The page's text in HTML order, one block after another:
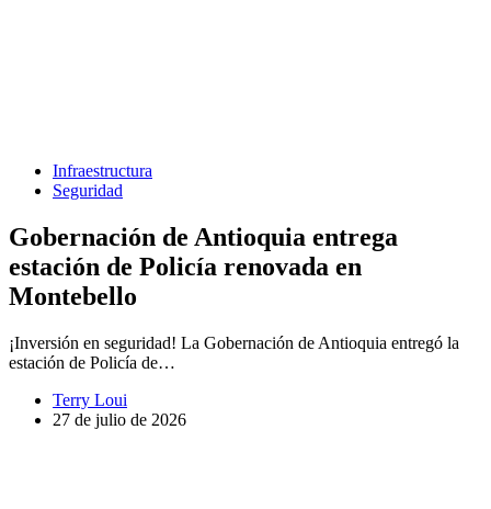
Infraestructura
Seguridad
Gobernación de Antioquia entrega
estación de Policía renovada en
Montebello
¡Inversión en seguridad! La Gobernación de Antioquia entregó la
estación de Policía de…
Terry Loui
27 de julio de 2026